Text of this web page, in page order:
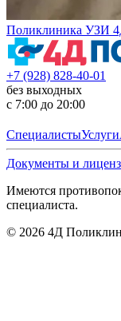
Поликлиника УЗИ
+7 (928) 828-40-01
без выходных
с 7:00 до 20:00
СпециалистыУслуги
Документы и
Имеются
специалиста.
© 2026 4Д